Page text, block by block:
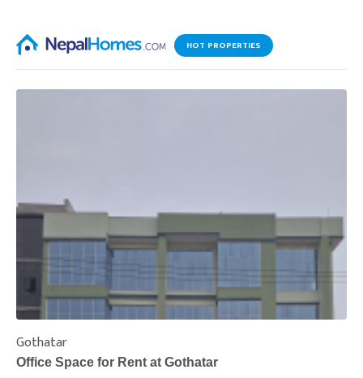
HOT PROPERTIES
Gothatar
Office Space for Rent at Gothatar